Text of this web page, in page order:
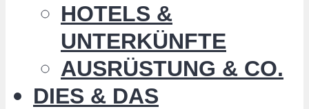
HOTELS &
UNTERKÜNFTE
AUSRÜSTUNG & CO.
DIES & DAS